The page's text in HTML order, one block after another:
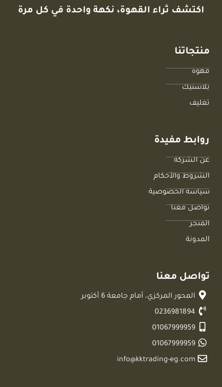
اكتشف ثراء القهوة، نكهة واحدة في كل مرة
منتجاتنا
قهوة
بلاستيك
تغليف
روابط مفيدة
عن الشركة
الشروط والأحكام
سياسة الخصوصية
تواصل معنا
المتجر
المدونة
تواصل معنا
المحور المركزي، أمام جامعة 6 أكتوبر
0236981894
01067999959
01067999959
info@kktrading-eg.com